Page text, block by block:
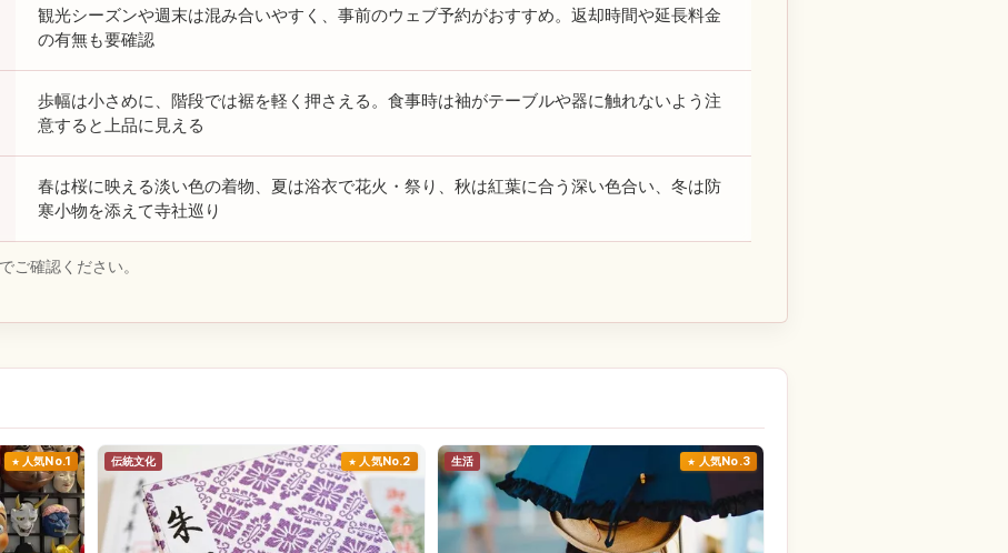
観光シーズンや週末は混み合いやすく、事前のウェブ予約がおすすめ。返却時間や延長料金
の有無も要確認
歩幅は小さめに、階段では裾を軽く押さえる。食事時は袖がテーブルや器に触れないよう注
意すると上品に見える
春は桜に映える淡い色の着物、夏は浴衣で花火・祭り、秋は紅葉に合う深い色合い、冬は防
寒小物を添えて寺社巡り
ご確認ください。
人気No.1 伝統文化 人気No.2 生活 人気No.3